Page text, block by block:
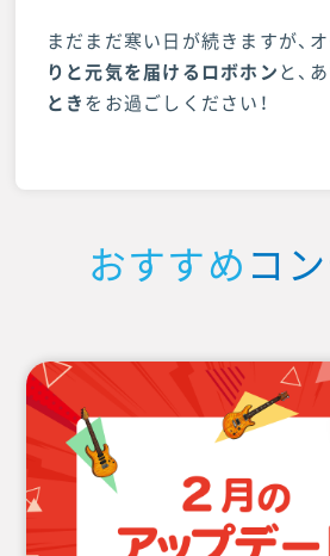
まだまだ寒い日が続きますが、
りと元気を届けるロボホンと、
ときをお過ごしください！
おすすめコ